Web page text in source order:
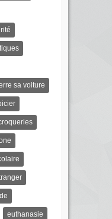
sa voiture
euthanasie